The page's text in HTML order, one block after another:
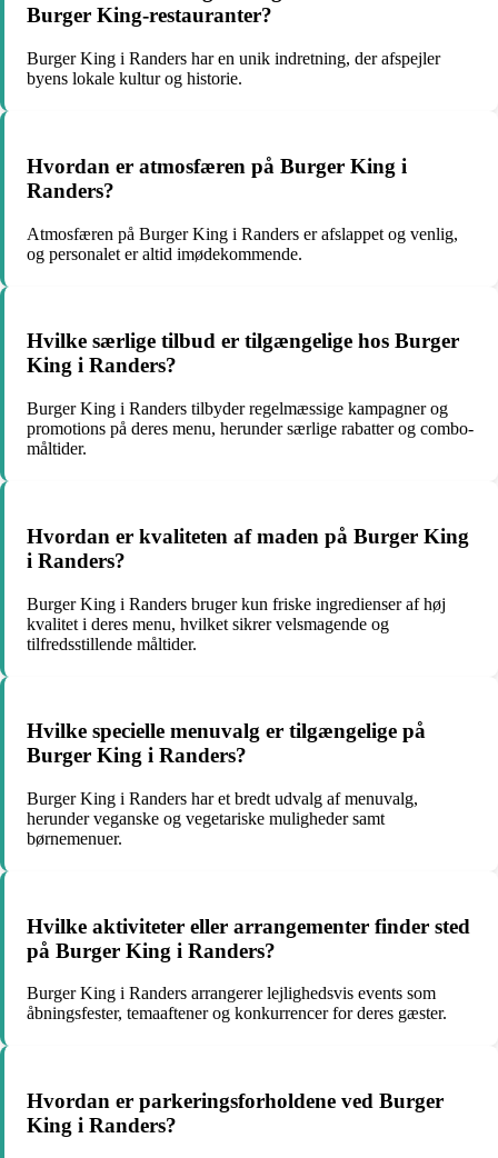
Burger King-restauranter?
Burger King i Randers har en unik indretning, der afspejler
byens lokale kultur og historie.
Hvordan er atmosfæren på Burger King i
Randers?
Atmosfæren på Burger King i Randers er afslappet og venlig,
og personalet er altid imødekommende.
Hvilke særlige tilbud er tilgængelige hos Burger
King i Randers?
Burger King i Randers tilbyder regelmæssige kampagner og
promotions på deres menu, herunder særlige rabatter og combo-
måltider.
Hvordan er kvaliteten af maden på Burger King
i Randers?
Burger King i Randers bruger kun friske ingredienser af høj
kvalitet i deres menu, hvilket sikrer velsmagende og
tilfredsstillende måltider.
Hvilke specielle menuvalg er tilgængelige på
Burger King i Randers?
Burger King i Randers har et bredt udvalg af menuvalg,
herunder veganske og vegetariske muligheder samt
børnemenuer.
Hvilke aktiviteter eller arrangementer finder sted
på Burger King i Randers?
Burger King i Randers arrangerer lejlighedsvis events som
åbningsfester, temaaftener og konkurrencer for deres gæster.
Hvordan er parkeringsforholdene ved Burger
King i Randers?